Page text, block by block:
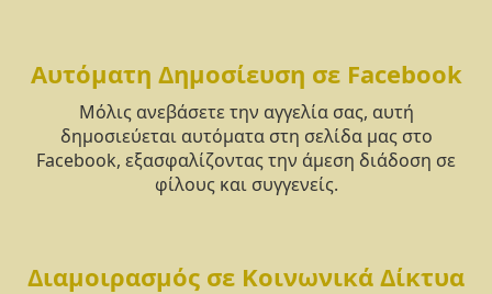
Αυτόματη Δημοσίευση σε Facebook
Μόλις ανεβάσετε την αγγελία σας, αυτή
δημοσιεύεται αυτόματα στη σελίδα μας στο
Facebook, εξασφαλίζοντας την άμεση διάδοση σε
φίλους και συγγενείς.
Διαμοιρασμός σε Κοινωνικά Δίκτυα